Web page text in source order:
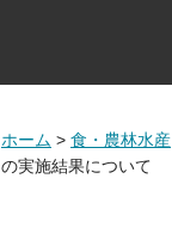
ホーム > 食・農林水産
の実施結果について